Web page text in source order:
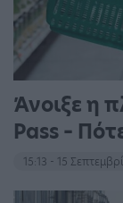
Άνοιξε η
Pass –
15:13 - 15